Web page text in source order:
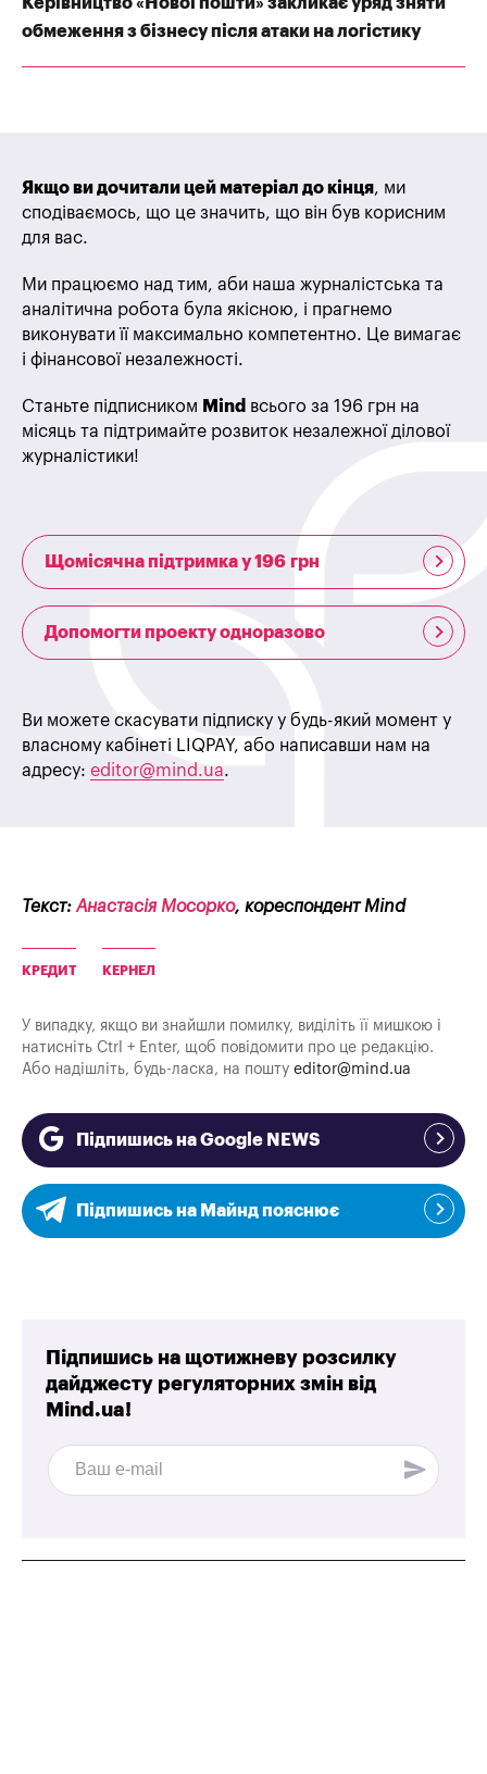
Керівництво «Нової пошти» закликає уряд зняти
обмеження з бізнесу після атаки на логістику
Якщо ви дочитали цей матеріал до кінця, ми
сподіваємось, що це значить, що він був корисним
для вас.
Ми працюємо над тим, аби наша журналістська та
аналітична робота була якісною, і прагнемо
виконувати її максимально компетентно. Це вимагає
і фінансової незалежності.
Станьте підписником Mind всього за 196 грн на
місяць та підтримайте розвиток незалежної ділової
журналістики!
Щомісячна підтримка у 196 грн
Допомогти проекту одноразово
Ви можете скасувати підписку у будь-який момент у
власному кабінеті LIQPAY, або написавши нам на
адресу: editor@mind.ua.
Текст:Анастасія Мосорко, кореспондент Mind
КРЕДИТ КЕРНЕЛ
У випадку, якщо ви знайшли помилку, виділіть її мишкою і
натисніть Ctrl + Enter, щоб повідомити про це редакцію.
Або надішліть, будь-ласка, на пошту editor@mind.ua
Підпишись на Google NEWS
Підпишись на Майнд пояснює
Підпишись на щотижневу розсилку
дайджесту регуляторних змін від
Mind.ua!